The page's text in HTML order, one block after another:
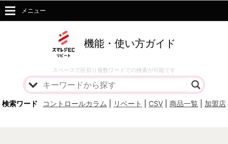
機能・使い方ガイド
スペースで区切り複数ワードでの検索が可能です
検索ワード コントロールカラム リベート CSV 商品一覧 加盟店
メニュー